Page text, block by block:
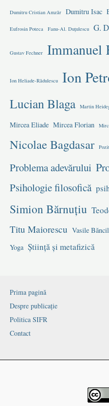
Dumitru Cristian Amzăr Dumitru Isac
Eufrosin Poteca Fanu-Al. Duțulescu G.
Gustav Fechner Immanuel
Ion Heliade-Rădulescu Ion
Lucian Blaga Martin
Mircea Eliade Mircea Florian
Nicolae Bagdasar
Problema adevărului
Psihologie filosofică
Simion Bărnuțiu
Titu Maiorescu Vasile
Yoga Știință și metafizică
Prima pagină
Despre publicație
Politica SIFR
Contact